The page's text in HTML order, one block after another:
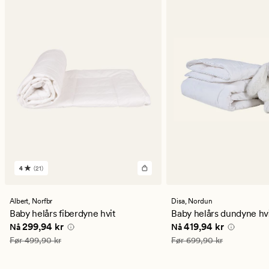
21
en
gjennomsnittlig
vurdering
på
4
4 (21)
Albert, Norfbr
Baby helårs fiberdyne hvit
Nåværende pris
Nå299,94 kr
Vanlig pris 499,90 kr
Før499,90 kr
Disa, Nordun
Baby helårs dundyne
Nåværende pris
Nå419,94 kr
Vanlig pris 699,90 kr
Før699,90 kr